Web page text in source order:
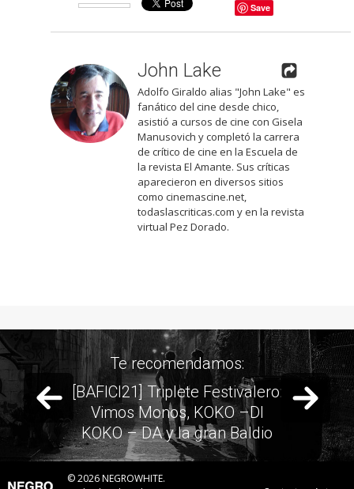
Save
John Lake
Adolfo Giraldo alias "John Lake" es
fanático del cine desde chico,
asistió a cursos de cine con Gisela
Manusovich y completó la carrera
de crítico de cine en la Escuela de
la revista El Amante. Sus críticas
aparecieron en diversos sitios
como cinemascine.net,
todaslascriticas.com y en la revista
virtual Pez Dorado.
Previous slide
Te recomendamos:
[BAFICI21] Triplete Festivalero:
Vimos Monos, KOKO –DI
KOKO – DA y la gran Baldio
Next
© 2026 NEGROWHITE.